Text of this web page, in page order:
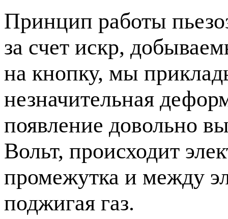
Принцип работы
за счет искр,
на кнопку, мы
незначительная
появление довольно
Вольт, происходит
промежутка и между
поджигая газ.